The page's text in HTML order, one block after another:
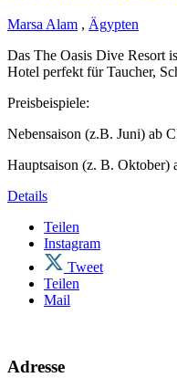
Marsa Alam , Ägypten
Das The Oasis Dive Resort
Hotel perfekt für Taucher,
Preisbeispiele:
Nebensaison (z.B. Juni) ab
Hauptsaison (z. B. Oktober)
Details
Teilen
Instagram
Tweet
Teilen
Mail
Adresse